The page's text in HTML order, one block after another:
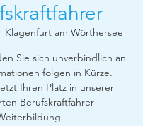
Klagenfurt am Wörthersee
Sie sich unverbindlich an.
folgen in Kürze.
Ihren Platz in unserer
Berufskraftfahrer-